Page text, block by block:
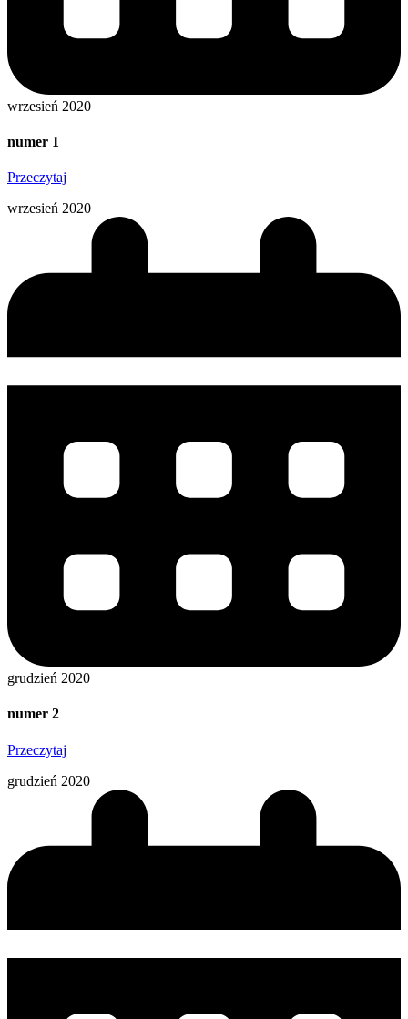
wrzesień 2020
numer 1
Przeczytaj
wrzesień 2020
grudzień 2020
numer 2
Przeczytaj
grudzień 2020